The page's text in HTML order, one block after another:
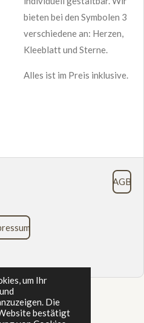
um Ihr
Die
bestätigt
bieten bei den Symbolen 3
verschiedene an: Herzen,
Kleeblatt und Sterne.
Alles ist im Preis inklusive.
AGB